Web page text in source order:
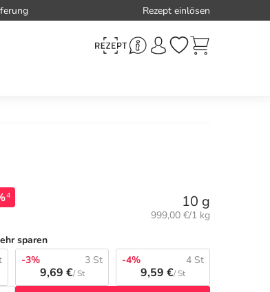
Rezept einlösen
4 10 g
Grundpreis:
999,00 €/1 kg
sparen
-3% 3 St
9,69 €/ St
-4% 4 St
9,59 €/ St